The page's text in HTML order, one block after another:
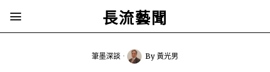
長流藝聞
筆墨深談 By 黃光男